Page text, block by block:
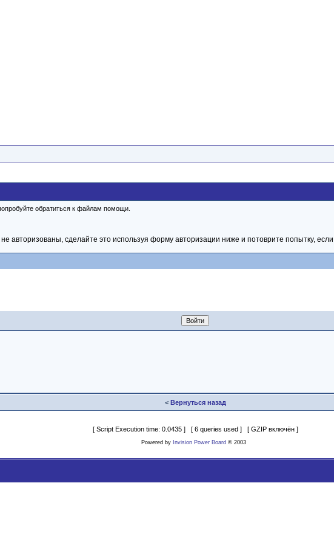
обратиться к файлам помощи.
авторизованы, сделайте это используя форму авторизации ниже и потоврите попытку, если
< Вернуться назад
[ Script Execution time: 0.0435 ] [ 6 queries used ] [ GZIP включён ]
Powered by Invision Power Board © 2003